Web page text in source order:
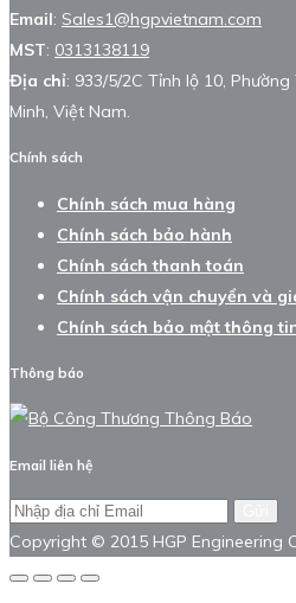
Email: Sales1@hgpvietnam.com
MST: 0313138119
Địa chỉ: 933/5/2C Tỉnh lộ 10,
Minh, Việt Nam.
Chính sách
Chính sách mua hàng
Chính sách bảo hành
Chính sách thanh toán
Chính sách vận chuyển và
Chính sách bảo mật thông
Thông báo
Email liên hệ
Copyright © 2015 HGP Engineering